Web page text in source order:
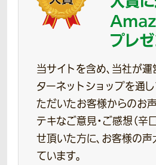
プレゼ
当サイトを含め、当社が
ターネットショップを通
ただいたお客様からのお
テキなご意見・ご感想（辛
せ頂いた方に、お客様の
ています。